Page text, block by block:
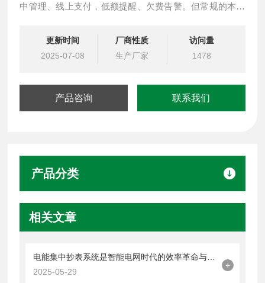
中管理、线上支付，低额提醒、欠费告警。但常规的本地
台应运而生。
更新时间
2025-07-08
厂商性质
生产厂家
访问量
1478
产品咨询 联系我们
产品分类
相关文章
2025-05-29
+